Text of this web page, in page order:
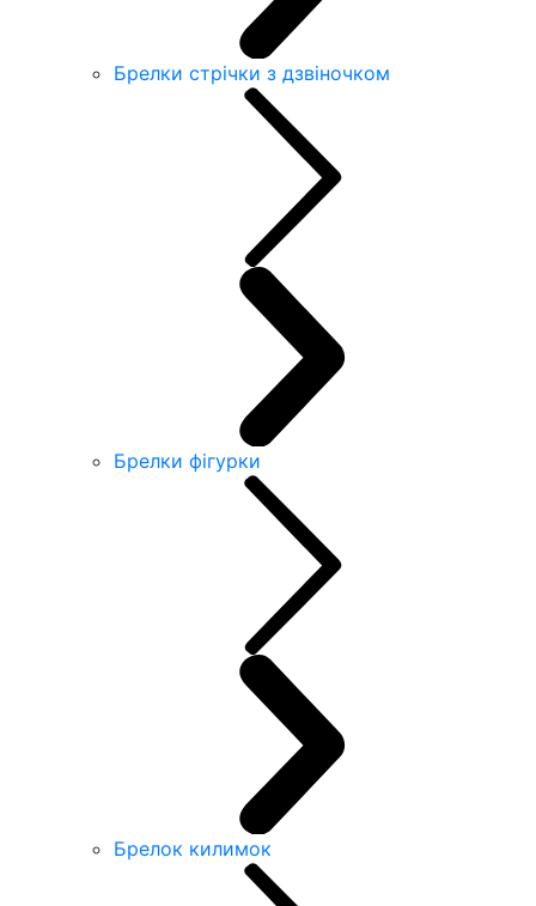
Брелки стрічки з дзвіночком
Брелки фігурки
Брелок килимок